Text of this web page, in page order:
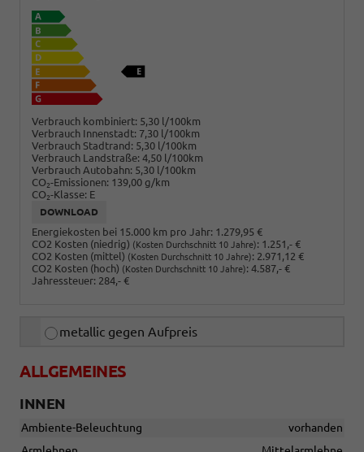
Verbrauch kombiniert: 5,30 l/100km
Verbrauch Innenstadt: 7,30 l/100km
Verbrauch Stadtrand: 5,30 l/100km
Verbrauch Landstraße: 4,50 l/100km
Verbrauch Autobahn: 5,30 l/100km
CO2-Emissionen: 139,00 g/km
CO2-Klasse: E
DOWNLOAD
Energiekosten bei 15.000 km pro Jahr: 1.279,95 €
CO2 Kosten (niedrig) (Kosten Durchschnitt 10 Jahre): 1.251,- €
CO2 Kosten (mittel) (Kosten Durchschnitt 10 Jahre): 2.971,12 €
CO2 Kosten (hoch) (Kosten Durchschnitt 10 Jahre): 4.587,- €
Jahressteuer: 284,- €
metallic gegen Aufpreis
ALLGEMEINES
INNEN
Ambiente-Beleuchtung
vorhanden